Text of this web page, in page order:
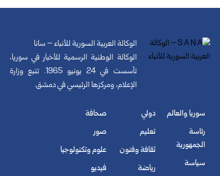
الوكالة العربية السورية للأنباء – سانا
الوكالة الوطنية الرسمية للأخبار في سوريا،
تأسست في 24 يونيو 1965. تتبع وزارة
الإعلام، ومركزها الرئيسي في دمشق.
سوريا والعالم
رئاسة
الجمهورية
سياسة
دولي
تعليم
ثقافة وفنون
رياضة
صحافة
صور
علوم وتكنولوجيا
فيديو